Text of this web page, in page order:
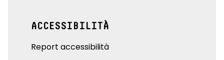
ACCESSIBILITÀ
Report accessibilità